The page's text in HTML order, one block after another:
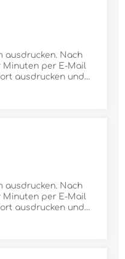
ausdrucken. Nach
Minuten per E-Mail
ausdrucken und
ist der
ausdrucken. Nach
Minuten per E-Mail
ist der